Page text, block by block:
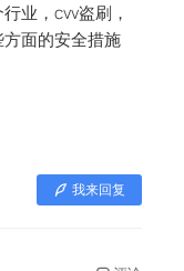
业，cvv盗刷，
面的安全措施
我来回复